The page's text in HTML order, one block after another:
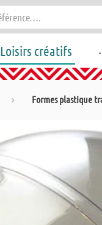
Loisirs créatifs .
Formes plastique